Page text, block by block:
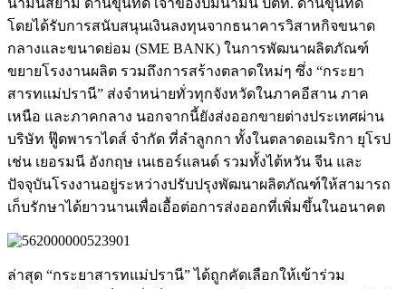
น้ำมันสยาม ด่านขุนทด เจ้าของปั๊มน้ำมัน ปตท. ด่านขุนทด
โดยได้รับการสนับสนุนเงินลงทุนจากธนาคารวิสาหกิจขนาด
กลางและขนาดย่อม (SME BANK) ในการพัฒนาผลิตภัณฑ์
ขยายโรงงานผลิต รวมถึงการสร้างตลาดใหม่ๆ ซึ่ง “กระยา
สารทแม่ปรานี” ส่งจำหน่ายทั่วทุกจังหวัดในภาคอีสาน ภาค
เหนือ และภาคกลาง นอกจากนี้ยังส่งออกขายต่างประเทศผ่าน
บริษัท ฟู๊ดพาราไดส์ จำกัด ที่ลำลูกกา ทั้งในตลาดอเมริกา ยุโรป
เช่น เยอรมนี อังกฤษ เนเธอร์แลนด์ รวมทั้งไต้หวัน จีน และ
ปัจจุบันโรงงานอยู่ระหว่างปรับปรุงพัฒนาผลิตภัณฑ์ให้สามารถ
เก็บรักษาได้ยาวนานเพื่อเอื้อต่อการส่งออกที่เพิ่มขึ้นในอนาคต
ล่าสุด “กระยาสารทแม่ปรานี” ได้ถูกคัดเลือกให้เข้าร่วม